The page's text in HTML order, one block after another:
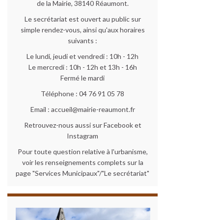
de la Mairie, 38140 Réaumont.
Le secrétariat est ouvert au public sur
simple rendez-vous, ainsi qu'aux horaires
suivants :
Le lundi, jeudi et vendredi : 10h - 12h
Le mercredi : 10h - 12h et 13h - 16h
Fermé le mardi
Téléphone : 04 76 91 05 78
Email : accueil@mairie-reaumont.fr
Retrouvez-nous aussi sur Facebook et
Instagram
Pour toute question relative à l'urbanisme,
voir les renseignements complets sur la
page "Services Municipaux"/"Le secrétariat"